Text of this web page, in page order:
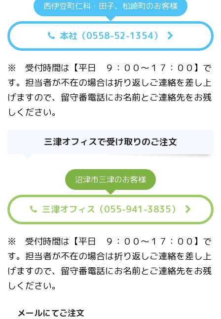
西伊豆町仁科・田子、松崎町のお客様
本社（0558-52-1354）
※ 受付時間は【平日 ９：００〜１７：００】で
す。担当者が不在の場合は折り返しご連絡を差し上
げますので、留守番電話にお名前とご連絡先をお残
しください。
三津オフィスで受け取りのご注文
沼津市三津のお客様
三津オフィス（055-941-3835）
※ 受付時間は【平日 ９：００〜１７：００】で
す。担当者が不在の場合は折り返しご連絡を差し上
げますので、留守番電話にお名前とご連絡先をお残
しください。
メールにてご注文